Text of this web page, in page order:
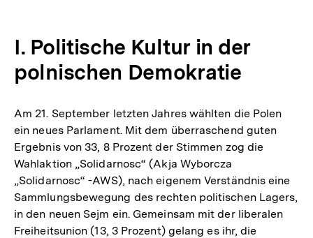
I. Politische Kultur in der
polnischen Demokratie
Am 21. September letzten Jahres wählten die Polen
ein neues Parlament. Mit dem überraschend guten
Ergebnis von 33, 8 Prozent der Stimmen zog die
Wahlaktion „Solidarnosc“ (Akja Wyborcza
„Solidarnosc“ -AWS), nach eigenem Verständnis eine
Sammlungsbewegung des rechten politischen Lagers,
in den neuen Sejm ein. Gemeinsam mit der liberalen
Freiheitsunion (13, 3 Prozent) gelang es ihr, die